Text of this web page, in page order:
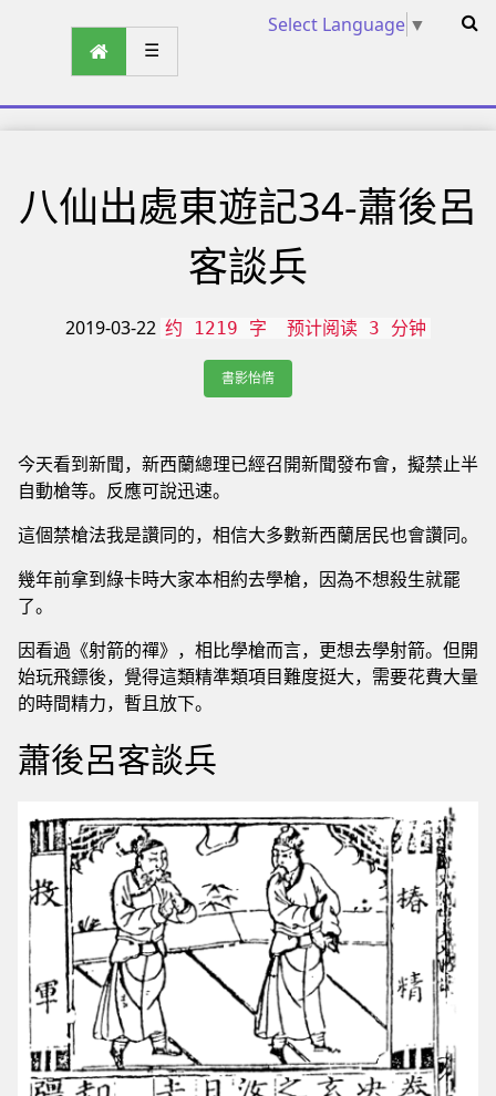
Select Language ▼
☰
八仙出處東遊記34-蕭後呂
客談兵
2019-03-22 约 1219 字 预计阅读 3 分钟
書影怡情
今天看到新聞，新西蘭總理已經召開新聞發布會，擬禁止半
自動槍等。反應可說迅速。
這個禁槍法我是讚同的，相信大多數新西蘭居民也會讚同。
幾年前拿到綠卡時大家本相約去學槍，因為不想殺生就罷
了。
因看過《射箭的禪》，相比學槍而言，更想去學射箭。但開
始玩飛鏢後，覺得這類精準類項目難度挺大，需要花費大量
的時間精力，暫且放下。
蕭後呂客談兵